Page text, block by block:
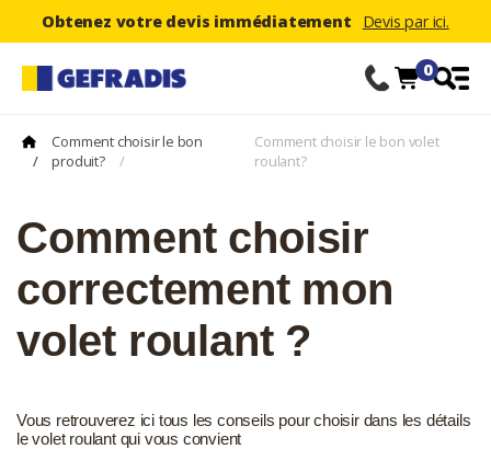
Obtenez votre devis immédiatement Devis par ici.
0
/
Comment choisir le bon
produit?
/
Comment choisir le bon volet
roulant?
Comment choisir
correctement mon
volet roulant ?
Vous retrouverez ici tous les conseils pour choisir dans les détails
le volet roulant qui vous convient